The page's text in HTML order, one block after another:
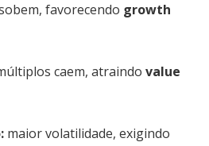
favorecendo growth
caem, atraindo value
maior volatilidade, exigindo